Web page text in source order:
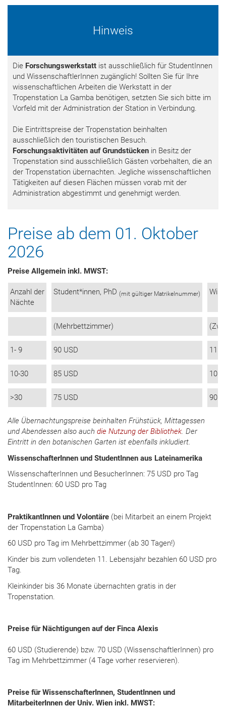
Hinweis
Die Forschungswerkstatt ist ausschließlich für StudentInnen
und WissenschaftlerInnen zugänglich! Sollten Sie für Ihre
wissenschaftlichen Arbeiten die Werkstatt in der
Tropenstation La Gamba benötigen, setzten Sie sich bitte im
Vorfeld mit der Administration der Station in Verbindung.
Die Eintrittspreise der Tropenstation beinhalten
ausschließlich den touristischen Besuch.
Forschungsaktivitäten auf Grundstücken in Besitz der
Tropenstation sind ausschließlich Gästen vorbehalten, die an
der Tropenstation übernachten. Jegliche wissenschaftlichen
Tätigkeiten auf diesen Flächen müssen vorab mit der
Administration abgestimmt und genehmigt werden.
Preise ab dem 01. Oktober
2026
Preise Allgemein inkl. MWST:
Anzahl der
Nächte
Student*innen, PhD (mit gültiger Matrikelnummer)
(Mehrbettzimmer)
1- 9 90 USD 115
10-30 85 USD 105
>30 75 USD 90
Alle Übernachtungspreise beinhalten Frühstück, Mittagessen
und Abendessen also auch die Nutzung der Bibliothek. Der
Eintritt in den botanischen Garten ist ebenfalls inkludiert.
WissenschafterInnen und StudentInnen aus Lateinamerika
WissenschafterInnen und BesucherInnen: 75 USD pro Tag
StudentInnen: 60 USD pro Tag
PraktikantInnen und Volontäre (bei Mitarbeit an einem Projekt
der Tropenstation La Gamba)
60 USD pro Tag im Mehrbettzimmer (ab 30 Tagen!)
Kinder bis zum vollendeten 11. Lebensjahr bezahlen 60 USD pro
Tag.
Kleinkinder bis 36 Monate übernachten gratis in der
Tropenstation.
Preise für Nächtigungen auf der Finca Alexis
60 USD (Studierende) bzw. 70 USD (WissenschaftlerInnen) pro
Tag im Mehrbettzimmer (4 Tage vorher reservieren).
Preise für WissenschafterInnen, StudentInnen und
MitarbeiterInnen der Univ. Wien inkl. MWST: